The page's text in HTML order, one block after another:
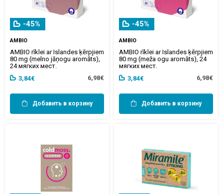
-45%
AMBIO
AMBIO rīklei ar Islandes ķērpjiem
80 mg (melno jāņogu aromāts),
24 мягких мест.
3,84€
6,98€
Добавить в корзину
-45%
AMBIO
AMBIO rīklei ar Islandes ķērpjiem
80 mg (meža ogu aromāts), 24
мягких мест.
3,84€
6,98€
Добавить в корзину